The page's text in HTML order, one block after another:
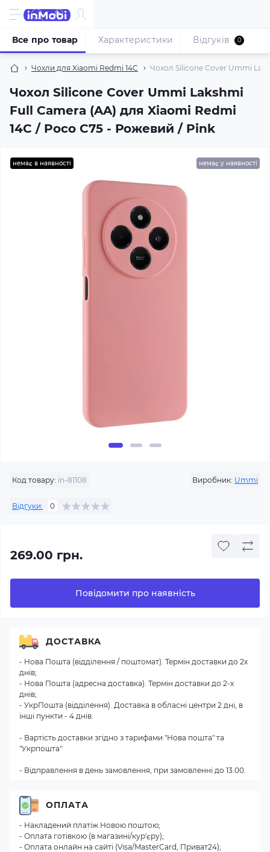
Чохли для Xiaomi Redmi 14C Чохол Silicone Cover Ummi
Чохол Silicone Cover Ummi Lakshmi
Full Camera (AA) для Xiaomi Redmi
14C / Poco C75 - Рожевий / Pink
Все про товар Характеристики Відгуків 0
немає в наявності немає у наявності
Код товару: in-81108 Виробник: Ummi
Відгуки: 0
269.00 грн.
Повідомити про наявність
ДОСТАВКА
- Нова Пошта (відділення / поштомат). Термін доставки до 2х
днів;
- Нова Пошта (адресна доставка). Термін доставки до 2-х
днів;
- УкрПошта (відділення). Доставка в обласні центри 2 дні, в
інші пункти - 4 днів.
- Вартість доставки згідно з тарифами "Нова пошта" та
"Укрпошта"
- Відправлення в день замовлення, при замовленні до 13.00.
ОПЛАТА
- Накладений платіж Новою поштою;
- Оплата готівкою (в магазині/кур'єру);
- Оплата онлайн на сайті (Visa/MasterCard, Приват24);